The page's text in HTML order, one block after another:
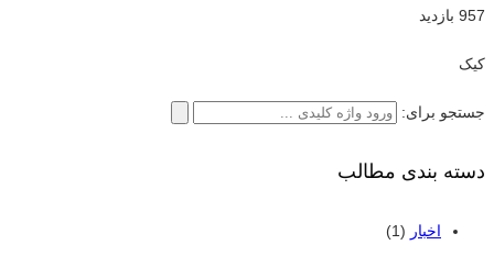
957 بازدید
کیک
جستجو برای:
دسته بندی مطالب
اخبار (1)